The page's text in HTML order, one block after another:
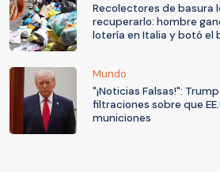
Recolectores de basura
recuperarlo: hombre
lotería en Italia y botó el
Mundo
"¡Noticias Falsas!":
filtraciones sobre que
municiones